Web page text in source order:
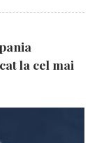
la cel mai